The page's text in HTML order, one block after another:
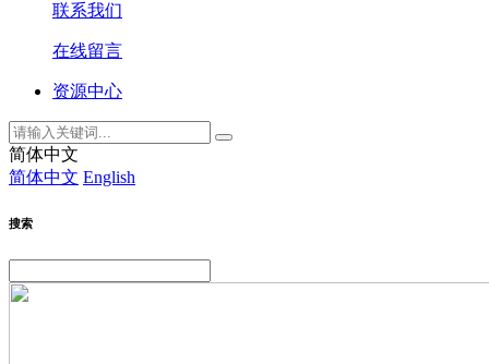
联系我们
在线留言
资源中心
简体中文
简体中文 English
搜索